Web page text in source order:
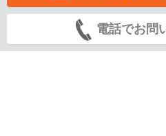
電話でお問